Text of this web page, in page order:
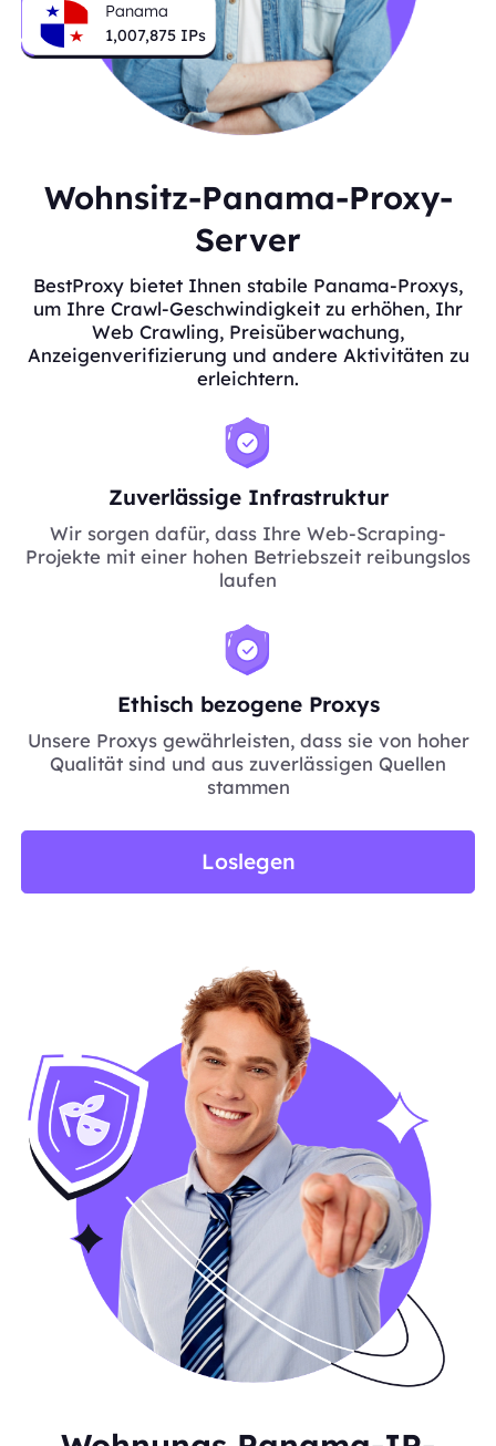
Panama
1,007,875 IPs
Wohnsitz-Panama-Proxy-
Server
BestProxy bietet Ihnen stabile Panama-Proxys,
um Ihre Crawl-Geschwindigkeit zu erhöhen, Ihr
Web Crawling, Preisüberwachung,
Anzeigenverifizierung und andere Aktivitäten zu
erleichtern.
Zuverlässige Infrastruktur
Wir sorgen dafür, dass Ihre Web-Scraping-
Projekte mit einer hohen Betriebszeit reibungslos
laufen
Ethisch bezogene Proxys
Unsere Proxys gewährleisten, dass sie von hoher
Qualität sind und aus zuverlässigen Quellen
stammen
Loslegen